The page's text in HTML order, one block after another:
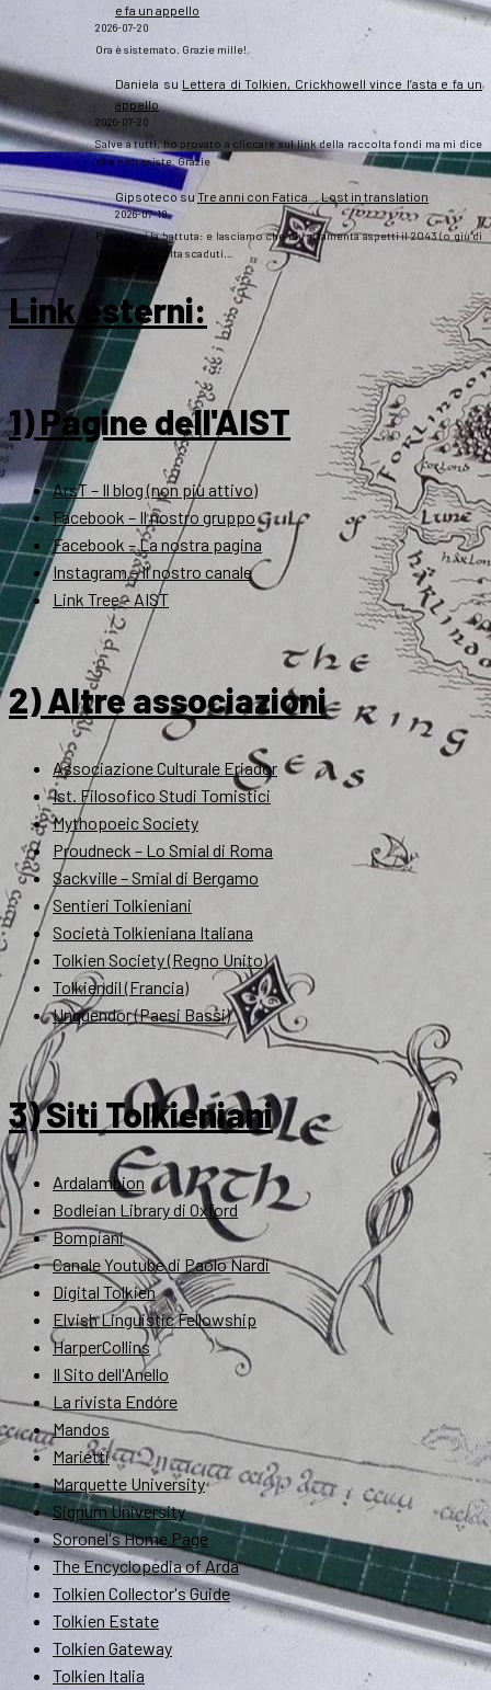
e fa un appello
2026-07-20
Ora è sistemato. Grazie mille!
Daniela su Lettera di Tolkien, Crickhowell vince l’asta e fa un
appello
2026-07-20
Salve a tutti, ho provato a cliccare sul link della raccolta fondi ma mi dice
che non esiste. Grazie
GipsotecosuTre anni con Fatica… Lost in translation
2026-07-10
Passatemi la battuta: e lasciamo che chi si lamenta aspetti il 2043 (o giù di
lì), così una volta scaduti…
Link esterni:
1) Pagine dell'AIST
ArsT – Il blog (non più attivo)
Facebook – Il nostro gruppo
Facebook – La nostra pagina
Instagram – Il nostro canale
Link Tree – AIST
2) Altre associazioni
Associazione Culturale Eriador
Ist. Filosofico Studi Tomistici
Mythopoeic Society
Proudneck – Lo Smial di Roma
Sackville – Smial di Bergamo
Sentieri Tolkieniani
Società Tolkieniana Italiana
Tolkien Society (Regno Unito)
Tolkiendil (Francia)
Unquendor (Paesi Bassi)
3) Siti Tolkieniani
Ardalambion
Bodleian Library di Oxford
Bompiani
Canale Youtube di Paolo Nardi
Digital Tolkien
Elvish Linguistic Fellowship
HarperCollins
Il Sito dell'Anello
La rivista Endóre
Mandos
Marietti
Marquette University
Signum University
Soronel's Home Page
The Encyclopedia of Arda
Tolkien Collector's Guide
Tolkien Estate
Tolkien Gateway
Tolkien Italia